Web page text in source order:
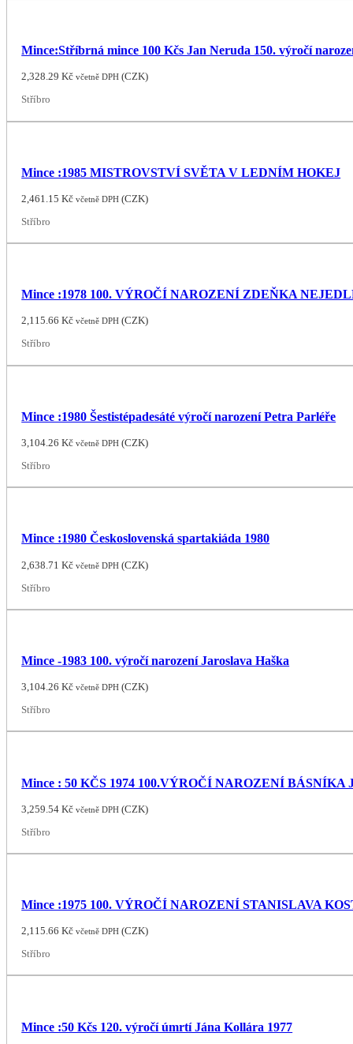
Mince:Stříbrná mince 100 Kčs Jan Neruda 150. výročí
2,328.29Kč včetně DPH (CZK)
Stříbro
Mince :1985 MISTROVSTVÍ SVĚTA V LEDNÍM HOKEJ
2,461.15Kč včetně DPH (CZK)
Stříbro
Mince :1978 100. VÝROČÍ NAROZENÍ ZDEŇKA
2,115.66Kč včetně DPH (CZK)
Stříbro
Mince :1980 Šestistépadesáté výročí narození Petra Parléře
3,104.26Kč včetně DPH (CZK)
Stříbro
Mince :1980 Československá spartakiáda 1980
2,638.71Kč včetně DPH (CZK)
Stříbro
Mince -1983 100. výročí narození Jaroslava Haška
3,104.26Kč včetně DPH (CZK)
Stříbro
Mince : 50 KČS 1974 100.VÝROČÍ NAROZENÍ BÁSNÍKA
3,259.54Kč včetně DPH (CZK)
Stříbro
Mince :1975 100. VÝROČÍ NAROZENÍ STANISLAVA
2,115.66Kč včetně DPH (CZK)
Stříbro
Mince :50 Kčs 120. výročí úmrtí Jána Kollára 1977